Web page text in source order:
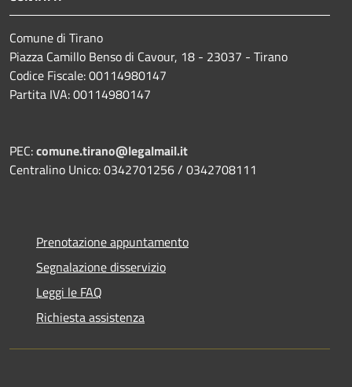
Comune di Tirano
Piazza Camillo Benso di Cavour, 18 - 23037 - Tirano
Codice Fiscale: 00114980147
Partita IVA: 00114980147
PEC:comune.tirano@legalmail.it
Centralino Unico: 0342701256 / 0342708111
Prenotazione appuntamento
Segnalazione disservizio
Leggi le FAQ
Richiesta assistenza